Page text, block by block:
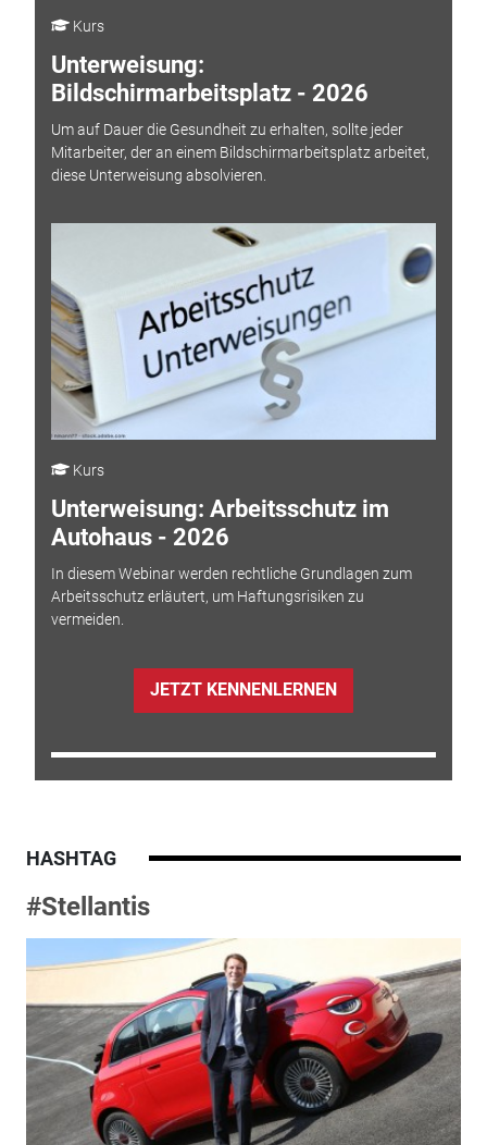
Kurs
Unterweisung:
Bildschirmarbeitsplatz - 2026
Um auf Dauer die Gesundheit zu erhalten, sollte jeder
Mitarbeiter, der an einem Bildschirmarbeitsplatz arbeitet,
diese Unterweisung absolvieren.
Kurs
Unterweisung: Arbeitsschutz im
Autohaus - 2026
In diesem Webinar werden rechtliche Grundlagen zum
Arbeitsschutz erläutert, um Haftungsrisiken zu
vermeiden.
JETZT KENNENLERNEN
HASHTAG
#Stellantis